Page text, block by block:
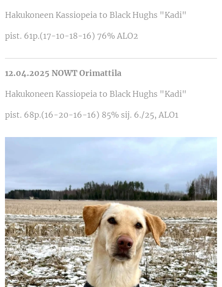
Hakukoneen Kassiopeia to Black Hughs "Kadi"
pist. 61p.(17-10-18-16) 76% ALO2
12.04.2025 NOWT Orimattila
Hakukoneen Kassiopeia to Black Hughs "Kadi"
pist. 68p.(16-20-16-16) 85% sij. 6./25, ALO1